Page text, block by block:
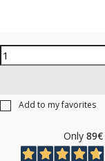
Add to my favorites
Only 89€